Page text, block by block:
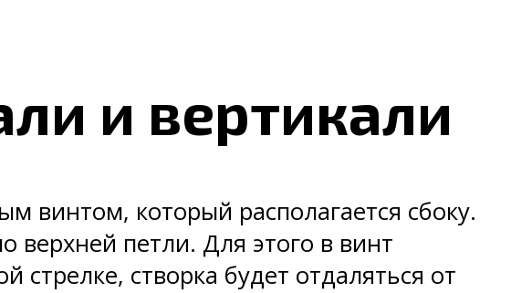
и вертикали
винтом, который располагается сбоку.
верхней петли. Для этого в винт
стрелке, створка будет отдаляться от